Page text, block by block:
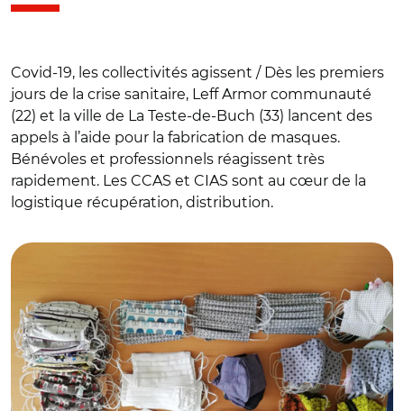
Covid-19, les collectivités agissent / Dès les premiers
jours de la crise sanitaire, Leff Armor communauté
(22) et la ville de La Teste-de-Buch (33) lancent des
appels à l’aide pour la fabrication de masques.
Bénévoles et professionnels réagissent très
rapidement. Les CCAS et CIAS sont au cœur de la
logistique récupération, distribution.